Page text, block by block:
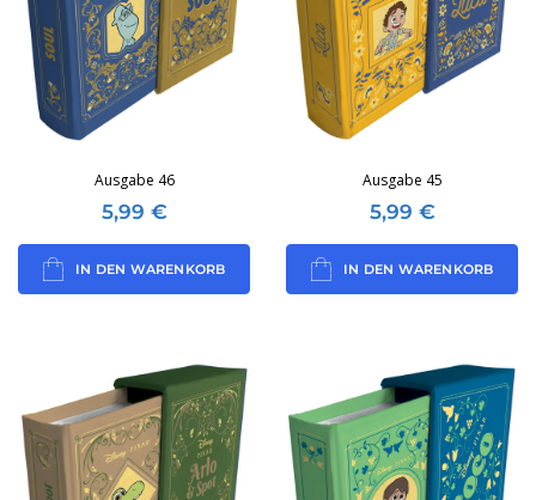
Ausgabe 46
5,99 €
IN DEN WARENKORB
Ausgabe 45
5,99 €
IN DEN WARENKORB